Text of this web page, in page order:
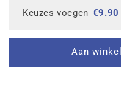
Keuzes voegen €9.90
Aan